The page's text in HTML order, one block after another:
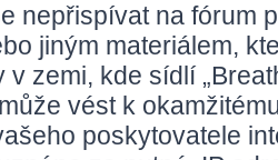
nepřispívat na fórum
jiným materiálem,
v zemi, kde sídlí
vést k
poskytovatele